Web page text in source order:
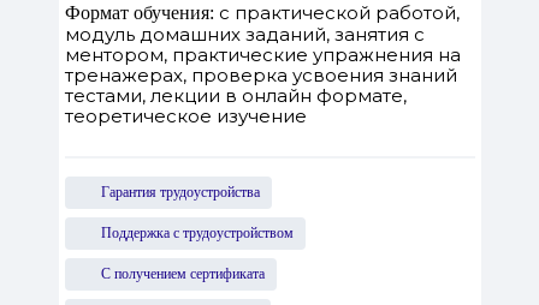
Формат обучения: с практической работой,
модуль домашних заданий, занятия с
ментором, практические упражнения на
тренажерах, проверка усвоения знаний
тестами, лекции в онлайн формате,
теоретическое изучение
Гарантия трудоустройства
Поддержка с трудоустройством
С получением сертификата